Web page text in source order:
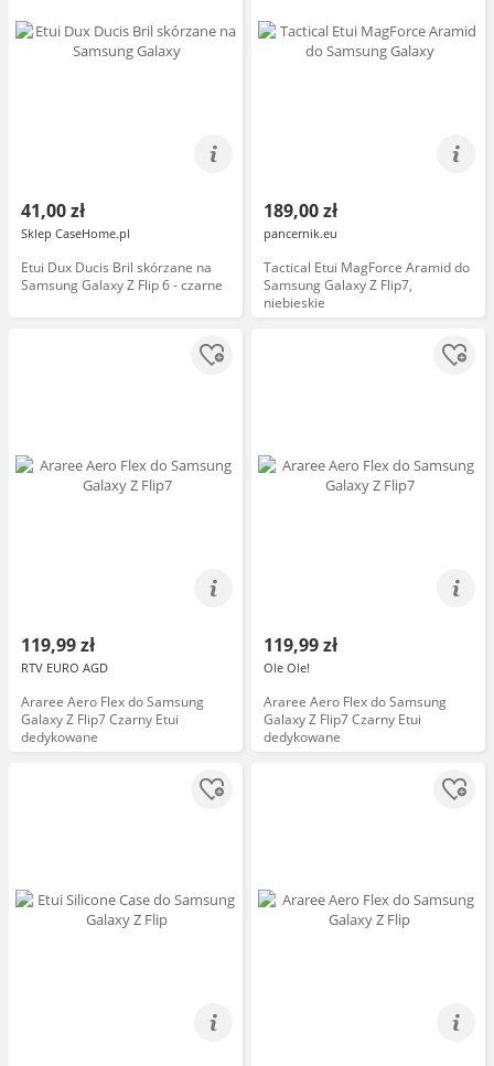
41,00 zł
Sklep CaseHome.pl
Etui Dux Ducis Bril skórzane na
Samsung Galaxy Z Flip 6 - czarne
189,00 zł
pancernik.eu
Tactical Etui MagForce Aramid do
Samsung Galaxy Z Flip7,
niebieskie
119,99 zł
RTV EURO AGD
Araree Aero Flex do Samsung
Galaxy Z Flip7 Czarny Etui
dedykowane
119,99 zł
Ole Ole!
Araree Aero Flex do Samsung
Galaxy Z Flip7 Czarny Etui
dedykowane